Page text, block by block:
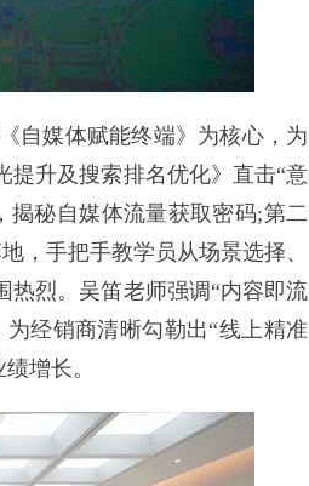
媒体赋能终端》为核心，为
提升及搜索排名优化》直击“意
揭秘自媒体流量获取密码;第二
，手把手教学员从场景选择、
热烈。吴笛老师强调“内容即流
经销商清晰勾勒出“线上精准
增长。